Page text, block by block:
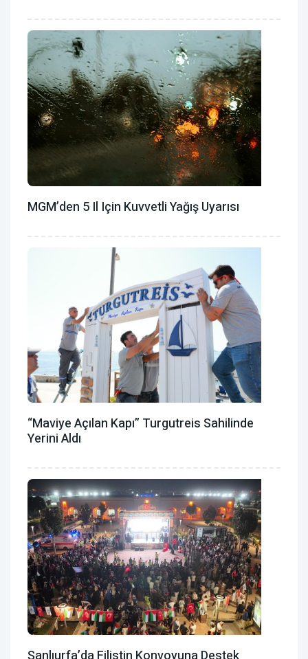
MGM’den 5 Il Için Kuvvetli Yağış Uyarısı
“Maviye Açılan Kapı” Turgutreis Sahilinde
Yerini Aldı